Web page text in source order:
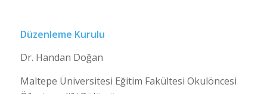
Düzenleme Kurulu
Dr. Handan Doğan
Maltepe Üniversitesi Eğitim Fakültesi Okulöncesi